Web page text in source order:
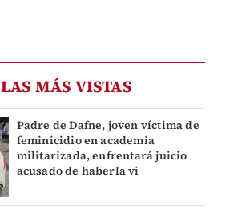
LAS MÁS VISTAS
Padre de Dafne, joven víctima de
feminicidio en academia
militarizada, enfrentará juicio
acusado de haberla vi